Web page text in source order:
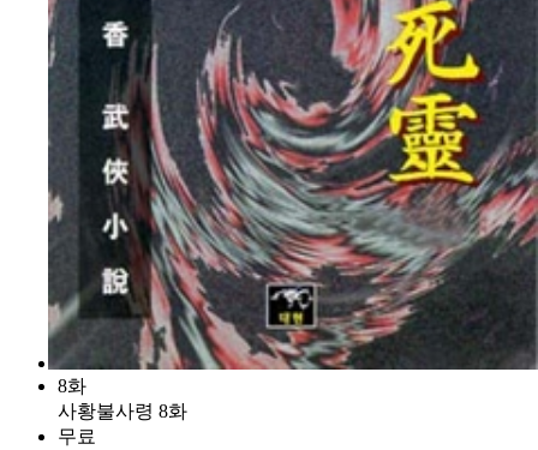
8화
사황불사령 8화
무료